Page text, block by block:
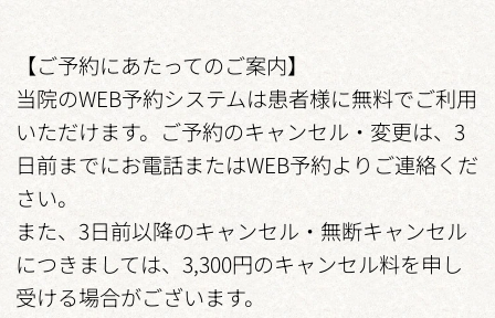
【ご予約にあたってのご案内】
当院のWEB予約システムは患者様に無料でご利用
いただけます。ご予約のキャンセル・変更は、3
日前までにお電話またはWEB予約よりご連絡くだ
さい。
また、3日前以降のキャンセル・無断キャンセル
につきましては、3,300円のキャンセル料を申し
受ける場合がございます。